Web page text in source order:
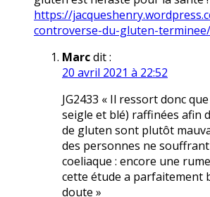
https://
controverse-du-gluten-terminee/
Marcdit :
20 avril 2021 à 22:52
JG2433 « Il ressort donc
seigle et blé) raffinées afin
de gluten sont plutôt
des personnes ne
coeliaque : encore une
cette étude a parfaitement
doute »